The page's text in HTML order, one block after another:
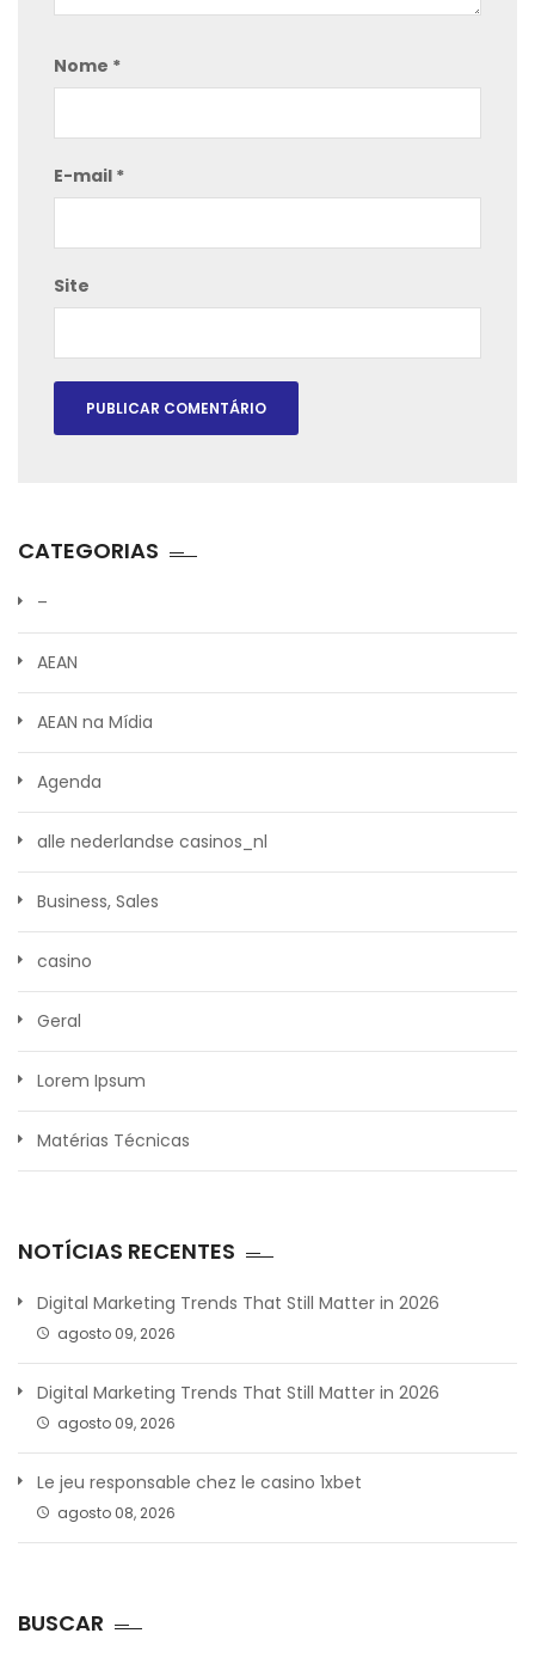
Nome *
E-mail *
Site
CATEGORIAS
–
AEAN
AEAN na Mídia
Agenda
alle nederlandse casinos_nl
Business, Sales
casino
Geral
Lorem Ipsum
Matérias Técnicas
NOTÍCIAS RECENTES
Digital Marketing Trends That Still Matter in 2026
agosto 09, 2026
Digital Marketing Trends That Still Matter in 2026
agosto 09, 2026
Le jeu responsable chez le casino 1xbet
agosto 08, 2026
BUSCAR